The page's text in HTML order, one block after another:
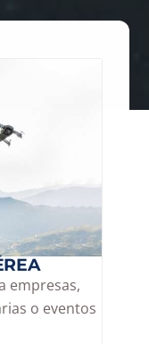
empresas,
o eventos